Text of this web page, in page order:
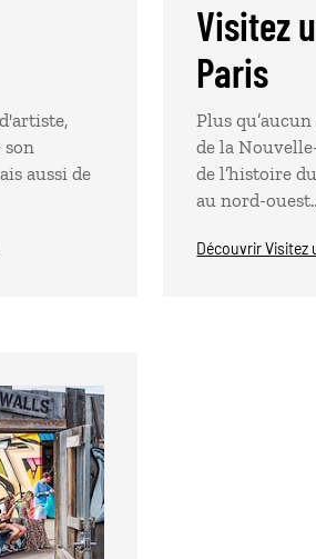
son
aussi de
Visitez
Paris
Plus
de la
de l’histoire
au nord-
Découvrir Visitez